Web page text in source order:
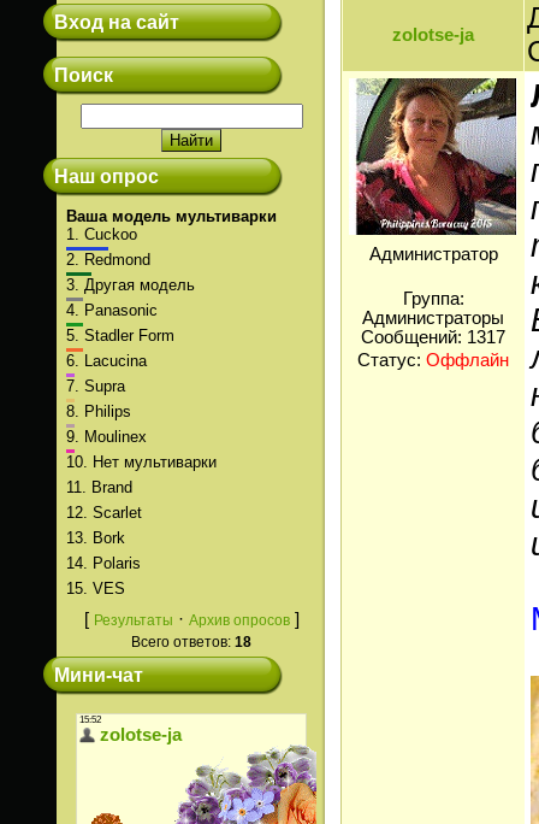
Вход на сайт
Поиск
Наш опрос
Ваша модель мультиварки
1. Cuckoo
2.
Redmond
3. Другая модель
4.
Panasonic
5. Stadler Form
6.
Lacucina
7. Supra
8.
Philips
9.
Moulinex
10.
Нет мультиварки
11.
Brand
12. Scarlet
13.
Bork
14.
Polaris
15. VES
[ Результаты · Архив опросов]
Всего ответов: 18
Мини-чат
zolotse-ja
Администратор
Группа:
Администраторы
Сообщений: 1317
Статус: Оффлайн